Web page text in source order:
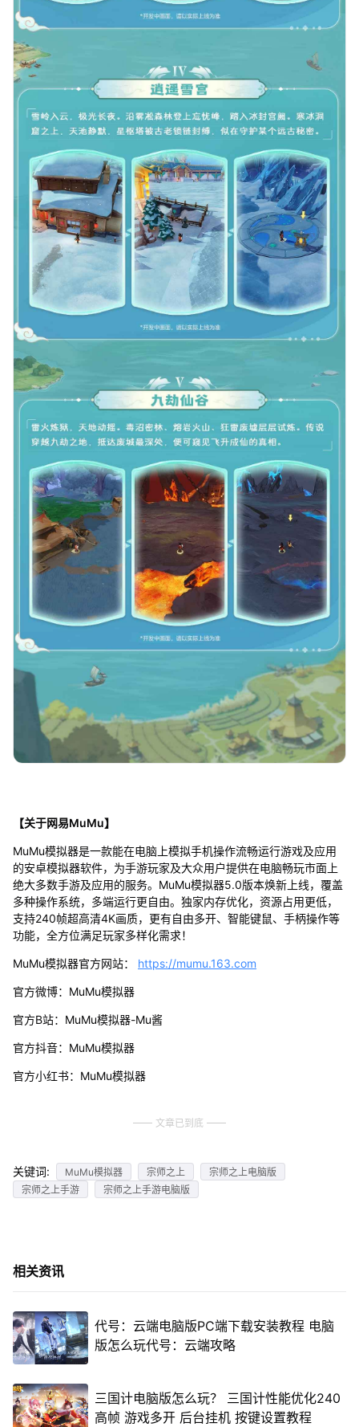
【关于网易MuMu】
MuMu模拟器是一款能在电脑上模拟手机操作流畅运行游戏及应用
的安卓模拟器软件，为手游玩家及大众用户提供在电脑畅玩市面上
绝大多数手游及应用的服务。MuMu模拟器5.0版本焕新上线，覆盖
多种操作系统，多端运行更自由。独家内存优化，资源占用更低，
支持240帧超高清4K画质，更有自由多开、智能键鼠、手柄操作等
功能，全方位满足玩家多样化需求！
MuMu模拟器官方网站： https://mumu.163.com
官方微博：MuMu模拟器
官方B站：MuMu模拟器-Mu酱
官方抖音：MuMu模拟器
官方小红书：MuMu模拟器
文章已到底
关键词: MuMu模拟器 宗师之上
宗师之上电脑版
宗师之上手游
宗师之上手游电脑版
相关资讯
代号：云端电脑版PC端下载安装教程 电脑
版怎么玩代号：云端攻略
三国计电脑版怎么玩？ 三国计性能优化240
高帧 游戏多开 后台挂机 按键设置教程